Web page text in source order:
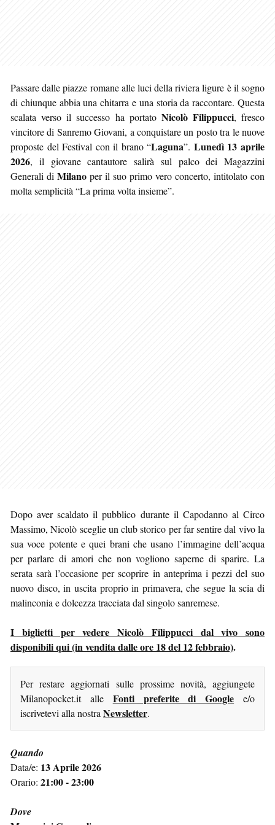
Passare dalle piazze romane alle luci della riviera ligure è il sogno
di chiunque abbia una chitarra e una storia da raccontare. Questa
scalata verso il successo ha portato Nicolò Filippucci, fresco
vincitore di Sanremo Giovani, a conquistare un posto tra le nuove
proposte del Festival con il brano “Laguna”. Lunedì 13 aprile
2026, il giovane cantautore salirà sul palco dei Magazzini
Generali di Milano per il suo primo vero concerto, intitolato con
molta semplicità “La prima volta insieme”.
Dopo aver scaldato il pubblico durante il Capodanno al Circo
Massimo, Nicolò sceglie un club storico per far sentire dal vivo la
sua voce potente e quei brani che usano l’immagine dell’acqua
per parlare di amori che non vogliono saperne di sparire. La
serata sarà l’occasione per scoprire in anteprima i pezzi del suo
nuovo disco, in uscita proprio in primavera, che segue la scia di
malinconia e dolcezza tracciata dal singolo sanremese.
I biglietti per vedere Nicolò Filippucci dal vivo sono
disponibili qui (in vendita dalle ore 18 del 12 febbraio).
Per restare aggiornati sulle prossime novità, aggiungete
Milanopocket.it alle Fonti preferite di Google e/o
iscrivetevi alla nostra Newsletter.
Quando
Data/e: 13 Aprile 2026
Orario: 21:00 - 23:00
Dove